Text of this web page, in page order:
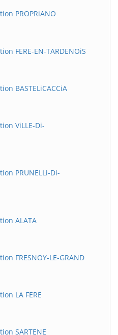
PROPRiANO
FERE-EN-TARDENOiS
BASTELiCACCiA
ViLLE-Di-
PRUNELLi-Di-
ALATA
FRESNOY-LE-GRAND
LA FERE
SARTENE